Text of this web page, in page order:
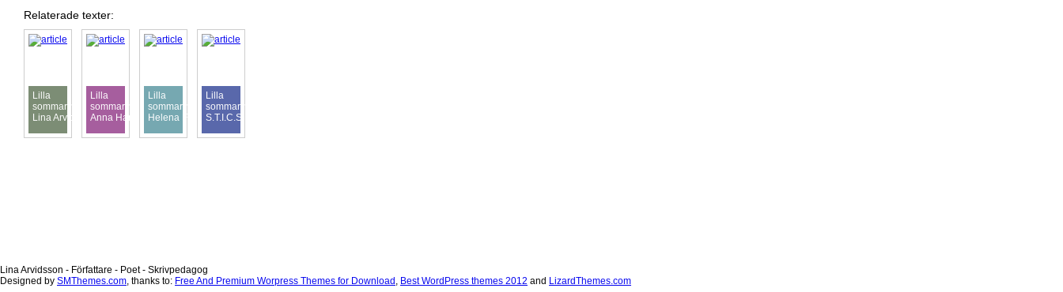
Relaterade texter:
Lilla
sommarintervjun:
Lina Arvidsson
Lilla
sommarintervjun:
Anna Hansson
Lilla
sommarintervjun:
Helena Fehrman
Lilla
sommarintervjun:
S.T.I.C.S
Lina Arvidsson - Författare - Poet - Skrivpedagog
Designed by SMThemes.com, thanks to: Free And Premium Worpress Themes for Download , Best WordPress themes 2012 and LizardThemes.com